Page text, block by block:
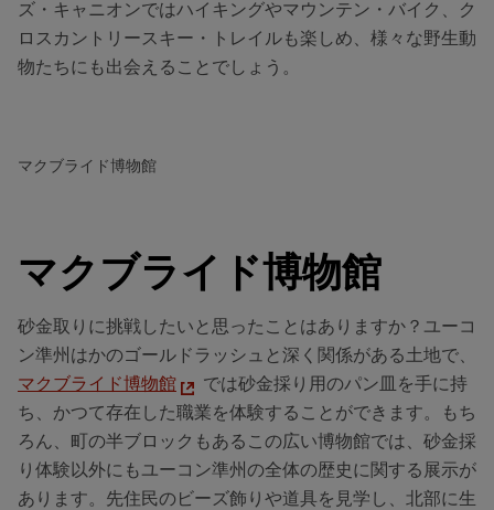
ズ・キャニオンではハイキングやマウンテン・バイク、ク
ロスカントリースキー・トレイルも楽しめ、様々な野生動
物たちにも出会えることでしょう。
マクブライド博物館
マクブライド博物館
砂金取りに挑戦したいと思ったことはありますか？ユーコ
ン準州はかのゴールドラッシュと深く関係がある土地で、
マクブライド博物館
では砂金採り用のパン皿を手に持
ち、かつて存在した職業を体験することができます。もち
ろん、町の半ブロックもあるこの広い博物館では、砂金採
り体験以外にもユーコン準州の全体の歴史に関する展示が
あります。先住民のビーズ飾りや道具を見学し、北部に生